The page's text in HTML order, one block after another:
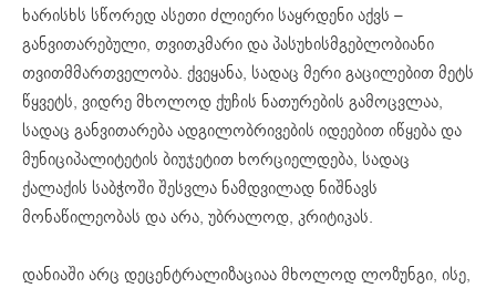
ხარისხს სწორედ ასეთი ძლიერი საყრდენი აქვს –
განვითარებული, თვითკმარი და პასუხისმგებლობიანი
თვითმმართველობა. ქვეყანა, სადაც მერი გაცილებით მეტს
წყვეტს, ვიდრე მხოლოდ ქუჩის ნათურების გამოცვლაა,
სადაც განვითარება ადგილობრივების იდეებით იწყება და
მუნიციპალიტეტის ბიუჯეტით ხორციელდება, სადაც
ქალაქის საბჭოში შესვლა ნამდვილად ნიშნავს
მონაწილეობას და არა, უბრალოდ, კრიტიკას.
დანიაში არც დეცენტრალიზაციაა მხოლოდ ლოზუნგი, ისე,